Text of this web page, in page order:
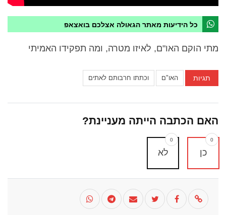
כל הידיעות מאתר הגאולה אצלכם בואצאפ
מתי הוקם האו"ם, לאיזו מטרה, ומה תפקידו האמיתי
תגיות האו"ם וכתתו חרבותם לאתים
האם הכתבה הייתה מעניינת?
כן
0
לא
0